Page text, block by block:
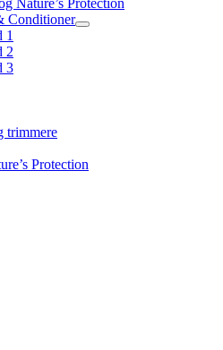
Conditioner
1
2
3
trimmere
Protection